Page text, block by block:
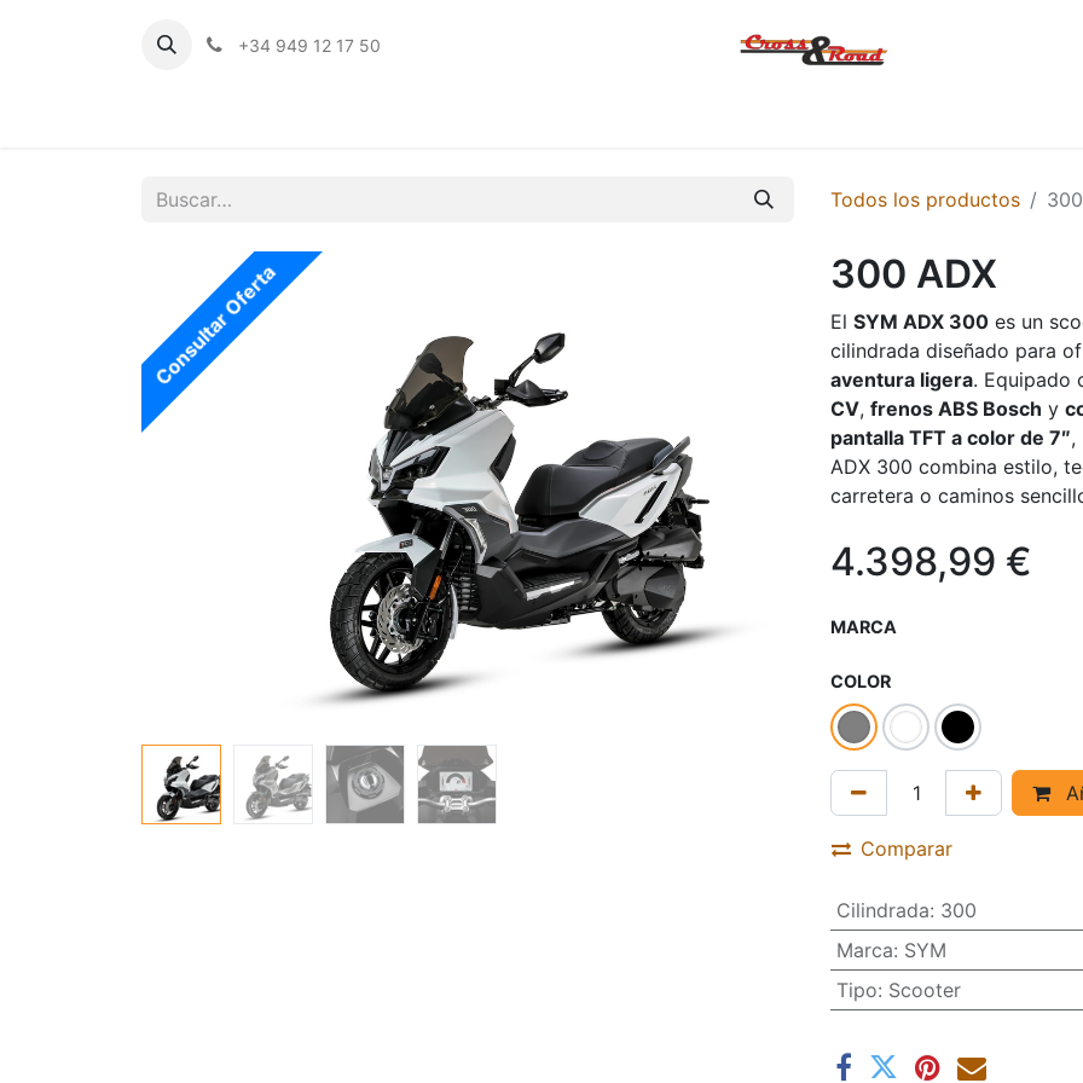
+34 949 12 17 50
Todos los productos
Consultar Oferta 300 ADX
El SYM ADX 300 es un
cilindrada diseñado para
aventura ligera. Equipado
CV, frenos ABS Bosch y
pantalla TFT a color de 7″,
ADX 300 combina estilo,
carretera o caminos
4.398,99 €
MARCA
COLOR
Comparar
Cilindrada: 300
Marca: SYM
Tipo: Scooter